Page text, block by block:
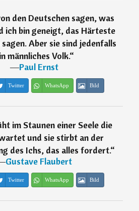
den Deutschen sagen, was
ich bin geneigt, das Härteste
Aber sie sind jedenfalls
männliches Volk.“
―Paul Ernst
Twitter WhatsApp Bild
im Staunen einer Seele die
und sie stirbt an der
des Ichs, das alles fordert.“
Gustave Flaubert
Twitter WhatsApp Bild